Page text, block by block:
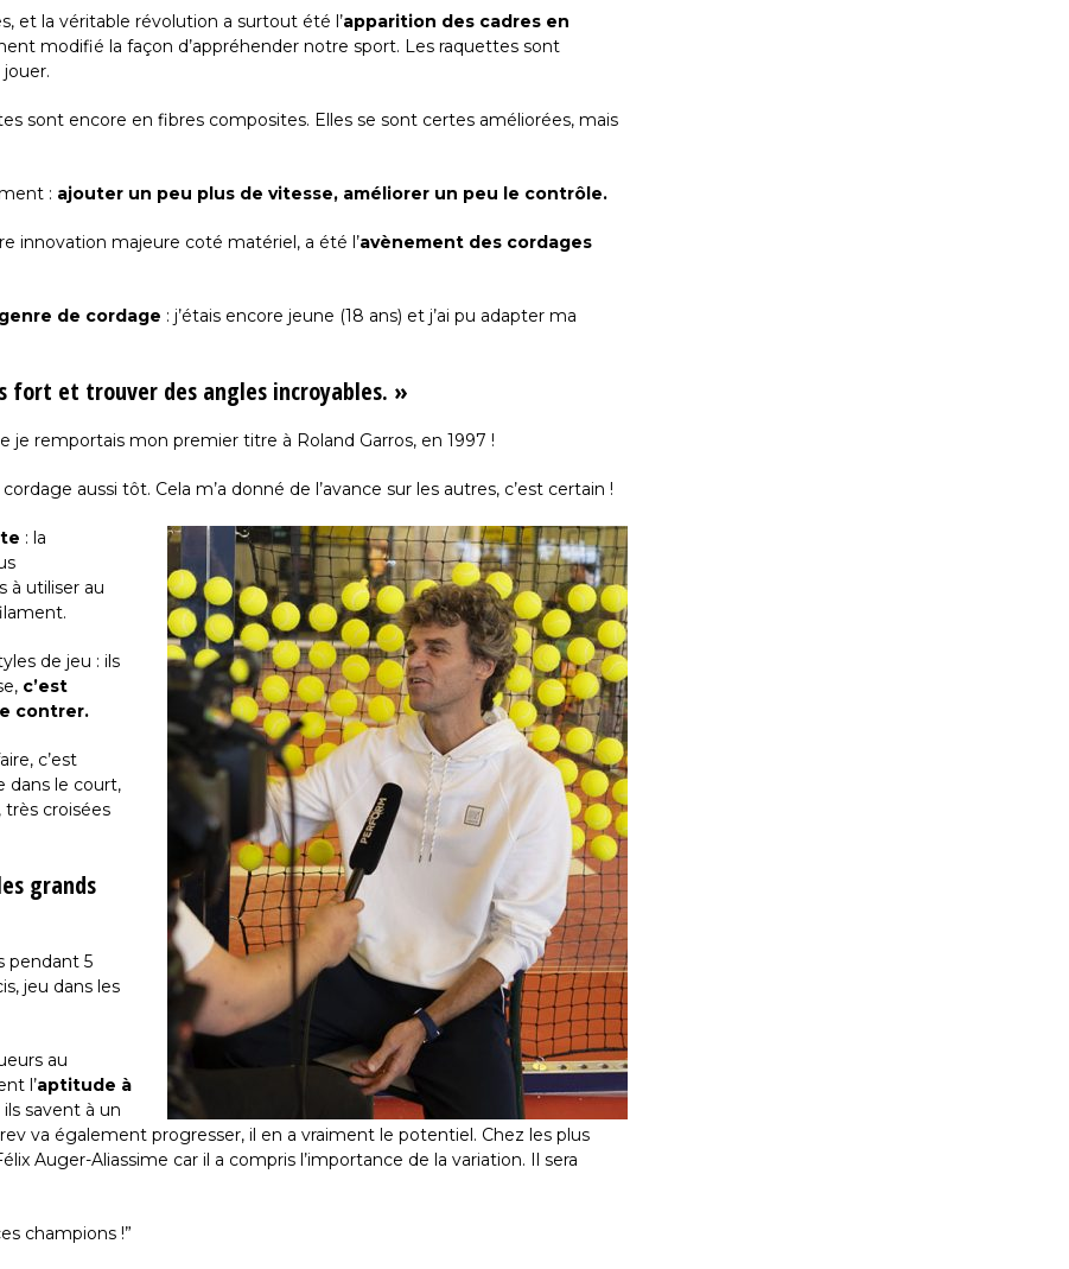
et la véritable révolution a surtout été l’apparition des cadres en
modifié la façon d’appréhender notre sport. Les raquettes sont
sont encore en fibres composites. Elles se sont certes améliorées, mais
: ajouter un peu plus de vitesse, améliorer un peu le contrôle.
innovation majeure coté matériel, a été l’avènement des cordages
de cordage : j’étais encore jeune (18 ans) et j’ai pu adapter ma
fort et trouver des angles incroyables. »
je remportais mon premier titre à Roland Garros, en 1997 !
aussi tôt. Cela m’a donné de l’avance sur les autres, c’est certain !
: la
à utiliser au
de jeu : ils
c’est
contrer.
c’est
dans le court,
croisées
grands
pendant 5
jeu dans les
au
l’aptitude à
savent à un
va également progresser, il en a vraiment le potentiel. Chez les plus
Auger-Aliassime car il a compris l’importance de la variation. Il sera
champions !”